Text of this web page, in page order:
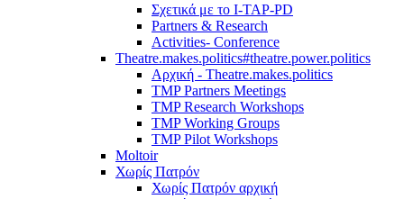
Σχετικά με το I-TAP-PD
Partners & Research
Activities- Conference
Theatre.makes.politics#theatre.power.politics
Αρχική - Theatre.makes.politics
TMP Partners Meetings
TMP Research Workshops
TMP Working Groups
TMP Pilot Workshops
Moltoir
Χωρίς Πατρόν
Χωρίς Πατρόν αρχική